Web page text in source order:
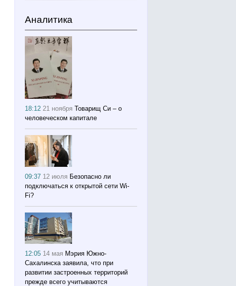
Аналитика
18:1221 ноября Товарищ Си – о
человеческом капитале
09:37 12 июля Безопасно ли
подключаться к открытой сети Wi-
Fi?
12:05 14 мая Мэрия Южно-
Сахалинска заявила, что при
развитии застроенных территорий
прежде всего учитываются